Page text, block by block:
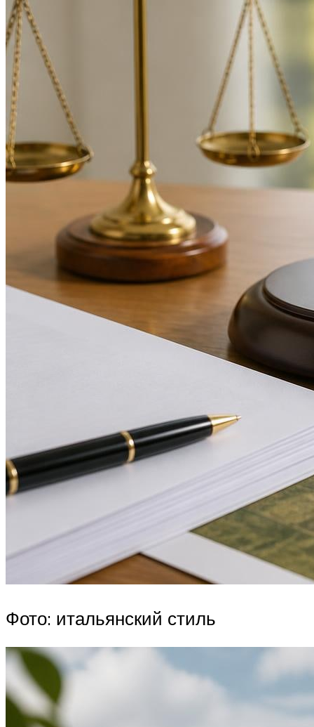
Фото: итальянский стиль